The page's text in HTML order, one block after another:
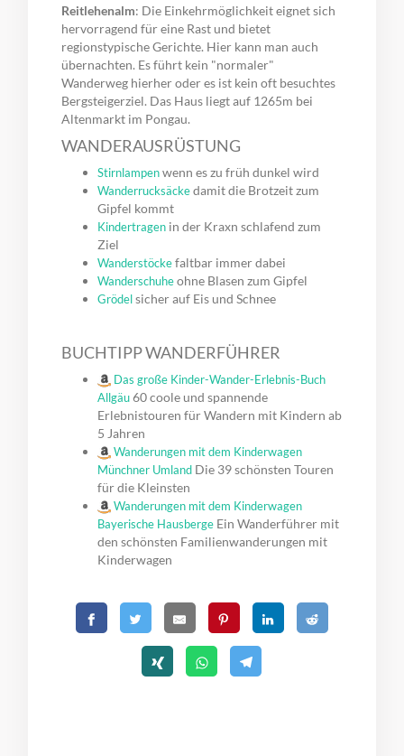
Reitlehenalm: Die Einkehrmöglichkeit eignet sich
hervorragend für eine Rast und bietet
regionstypische Gerichte. Hier kann man auch
übernachten. Es führt kein "normaler"
Wanderweg hierher oder es ist kein oft besuchtes
Bergsteigerziel. Das Haus liegt auf 1265m bei
Altenmarkt im Pongau.
WANDERAUSRÜSTUNG
Stirnlampenwenn es zu früh dunkel wird
Wanderrucksäckedamit die Brotzeit zum
Gipfel kommt
Kindertragen in der Kraxn schlafend zum
Ziel
Wanderstöckefaltbar immer dabei
Wanderschuheohne Blasen zum Gipfel
Grödelsicher auf Eis und Schnee
BUCHTIPP WANDERFÜHRER
Das große Kinder-Wander-Erlebnis-Buch
Allgäu60 coole und spannende
Erlebnistouren für Wandern mit Kindern ab
5 Jahren
Wanderungen mit dem Kinderwagen
Münchner Umland Die 39 schönsten Touren
für die Kleinsten
Wanderungen mit dem Kinderwagen
Bayerische Hausberge Ein Wanderführer mit
den schönsten Familienwanderungen mit
Kinderwagen